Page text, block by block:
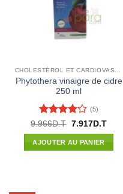
CHOLESTÉROL ET CARDIOVASCULAIRE
Phytothera vinaigre de cidre
250 ml
Note3.8
sur 5
(5)
9.966D.T Le
initial
était :
7.917D.TLe
AJOUTER AU PANIER